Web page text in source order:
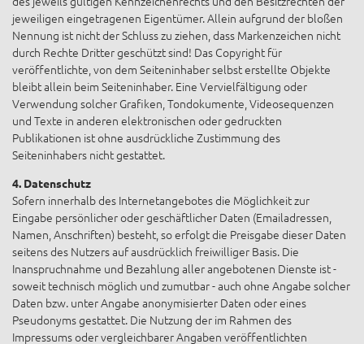
jeweiligen eingetragenen Eigentümer. Allein aufgrund der bloßen
Nennung ist nicht der Schluss zu ziehen, dass Markenzeichen nicht
durch Rechte Dritter geschützt sind! Das Copyright für
veröffentlichte, von dem Seiteninhaber selbst erstellte Objekte
bleibt allein beim Seiteninhaber. Eine Vervielfältigung oder
Verwendung solcher Grafiken, Tondokumente, Videosequenzen
und Texte in anderen elektronischen oder gedruckten
Publikationen ist ohne ausdrückliche Zustimmung des
Seiteninhabers nicht gestattet.
4. Datenschutz
Sofern innerhalb des Internetangebotes die Möglichkeit zur
Eingabe persönlicher oder geschäftlicher Daten (Emailadressen,
Namen, Anschriften) besteht, so erfolgt die Preisgabe dieser Daten
seitens des Nutzers auf ausdrücklich freiwilliger Basis. Die
Inanspruchnahme und Bezahlung aller angebotenen Dienste ist -
soweit technisch möglich und zumutbar - auch ohne Angabe solcher
Daten bzw. unter Angabe anonymisierter Daten oder eines
Pseudonyms gestattet. Die Nutzung der im Rahmen des
Impressums oder vergleichbarer Angaben veröffentlichten